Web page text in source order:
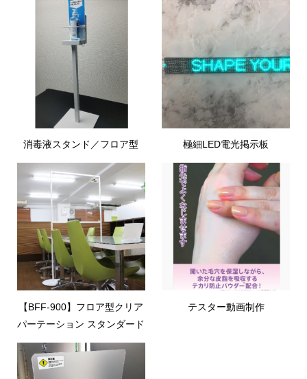
消毒液スタンド／フロア型 極細LED電光掲示板
【BFF-900】フロア型クリア
パーテーション スタンダード
テスター動画制作